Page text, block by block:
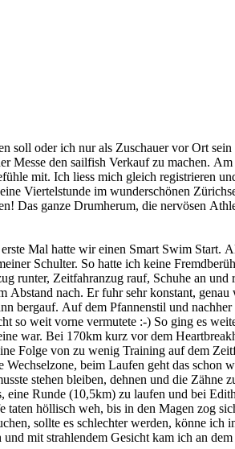
soll oder ich nur als Zuschauer vor Ort
Messe den sailfish Verkauf zu machen.
mit. Ich liess mich gleich registrieren
Viertelstunde im wunderschönen
Das ganze Drumherum, die nervösen
Mal hatte wir einen Smart Swim Start.
Schulter. So hatte ich keine
runter, Zeitfahranzug rauf, Schuhe an und
nach. Er fuhr sehr konstant,
bergauf. Auf dem Pfannenstil und
so weit vorne vermutete :-) So ging es
war. Bei 170km kurz vor dem
Folge von zu wenig Training auf dem
beim Laufen geht das schon
stehen bleiben, dehnen und die Zähne
Runde (10,5km) zu laufen und bei
höllisch weh, bis in den Magen zog
sollte es schlechter werden, könne ich
mit strahlendem Gesicht kam ich an